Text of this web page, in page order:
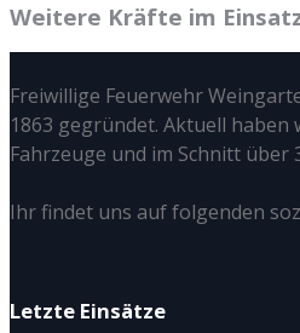
Weitere Kräfte im
Freiwillige Feuerwehr
1863 gegründet. Aktuell haben
Fahrzeuge und im Schnitt über
Ihr findet uns auf folgenden
Letzte Einsätze